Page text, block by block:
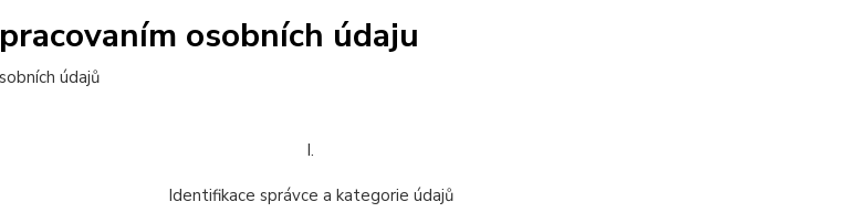
osobních údaju
údajů
I.
Identifikace správce a kategorie údajů